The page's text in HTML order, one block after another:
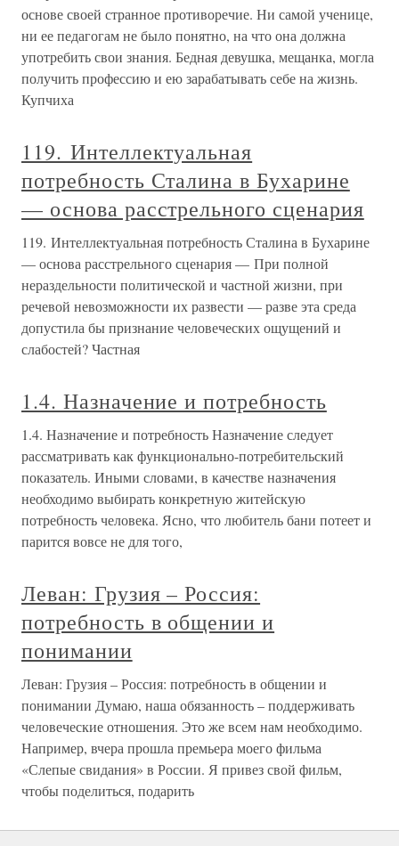
основе своей странное противоречие. Ни самой ученице,
ни ее педагогам не было понятно, на что она должна
употребить свои знания. Бедная девушка, мещанка, могла
получить профессию и ею зарабатывать себе на жизнь.
Купчиха
119. Интеллектуальная
потребность Сталина в Бухарине
— основа расстрельного сценария
119. Интеллектуальная потребность Сталина в Бухарине
— основа расстрельного сценария — При полной
нераздельности политической и частной жизни, при
речевой невозможности их развести — разве эта среда
допустила бы признание человеческих ощущений и
слабостей? Частная
1.4. Назначение и потребность
1.4. Назначение и потребность Назначение следует
рассматривать как функционально-потребительский
показатель. Иными словами, в качестве назначения
необходимо выбирать конкретную житейскую
потребность человека. Ясно, что любитель бани потеет и
парится вовсе не для того,
Леван: Грузия – Россия:
потребность в общении и
понимании
Леван: Грузия – Россия: потребность в общении и
понимании Думаю, наша обязанность – поддерживать
человеческие отношения. Это же всем нам необходимо.
Например, вчера прошла премьера моего фильма
«Слепые свидания» в России. Я привез свой фильм,
чтобы поделиться, подарить